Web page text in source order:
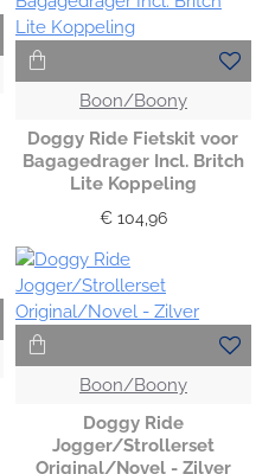
Boon/Boony
Doggy Ride Fietskit voor
Bagagedrager Incl. Britch
Lite Koppeling
€ 104,96
Boon/Boony
Doggy Ride
Jogger/Strollerset
Original/Novel - Zilver